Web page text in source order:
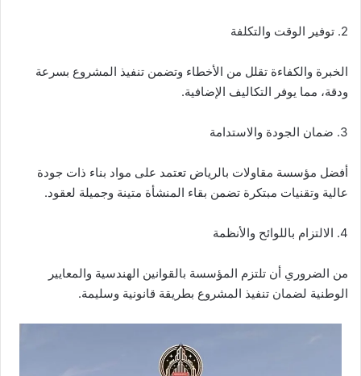
2. توفير الوقت والتكلفة
الخبرة والكفاءة تقلل من الأخطاء وتضمن تنفيذ المشروع بسرعة
ودقة، مما يوفر التكاليف الإضافية.
3. ضمان الجودة والاستدامة
أفضل مؤسسة مقاولات بالرياض تعتمد على مواد بناء ذات جودة
عالية وتقنيات مبتكرة تضمن بقاء المنشأة متينة وجميلة لعقود.
4. الالتزام باللوائح والأنظمة
من الضروري أن تلتزم المؤسسة بالقوانين الهندسية والمعايير
الوطنية لضمان تنفيذ المشروع بطريقة قانونية وسليمة.